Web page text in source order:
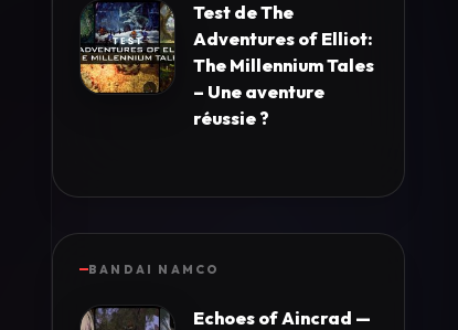
Test de The
Adventures of Elliot:
The Millennium Tales
– Une aventure
réussie ?
BANDAI NAMCO
Echoes of Aincrad —